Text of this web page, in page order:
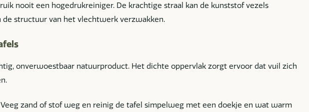
nooit een hogedrukreiniger. De krachtige straal kan de kunststof vezels
de structuur van het vlechtwerk verzwakken.
onverwoestbaar natuurproduct. Het dichte oppervlak zorgt ervoor dat vuil zich
Veeg zand of stof weg en reinig de tafel simpelweg met een doekje en wat warm